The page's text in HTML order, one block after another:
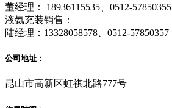
董经理： 18936115535、0512-57850355
液氨充装销售：
陆经理：13328058578、0512-57850357
公司地址：
昆山市高新区虹祺北路777号